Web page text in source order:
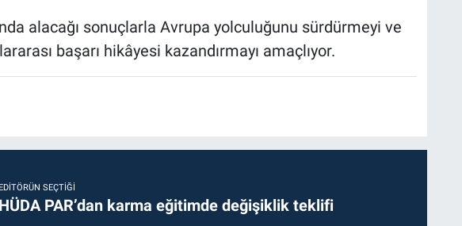
alacağı sonuçlarla Avrupa yolculuğunu sürdürmeyi ve
başarı hikâyesi kazandırmayı amaçlıyor.
EDITÖRÜN SEÇTIĞI
HÜDA PAR’dan karma eğitimde değişiklik teklifi